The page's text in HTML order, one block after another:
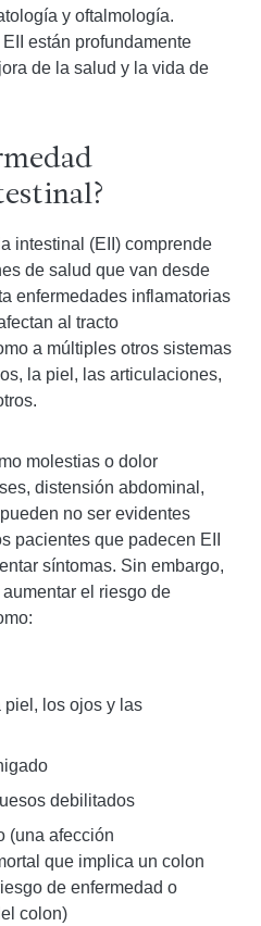
y oftalmología.
están profundamente
de la salud y la vida de
intestinal (EII) comprende
de salud que van desde
enfermedades inflamatorias
al tracto
a múltiples otros sistemas
la piel, las articulaciones,
molestias o dolor
distensión abdominal,
no ser evidentes
pacientes que padecen EII
síntomas. Sin embargo,
el riesgo de
piel, los ojos y las
debilitados
(una afección
que implica un colon
de enfermedad o
colon)